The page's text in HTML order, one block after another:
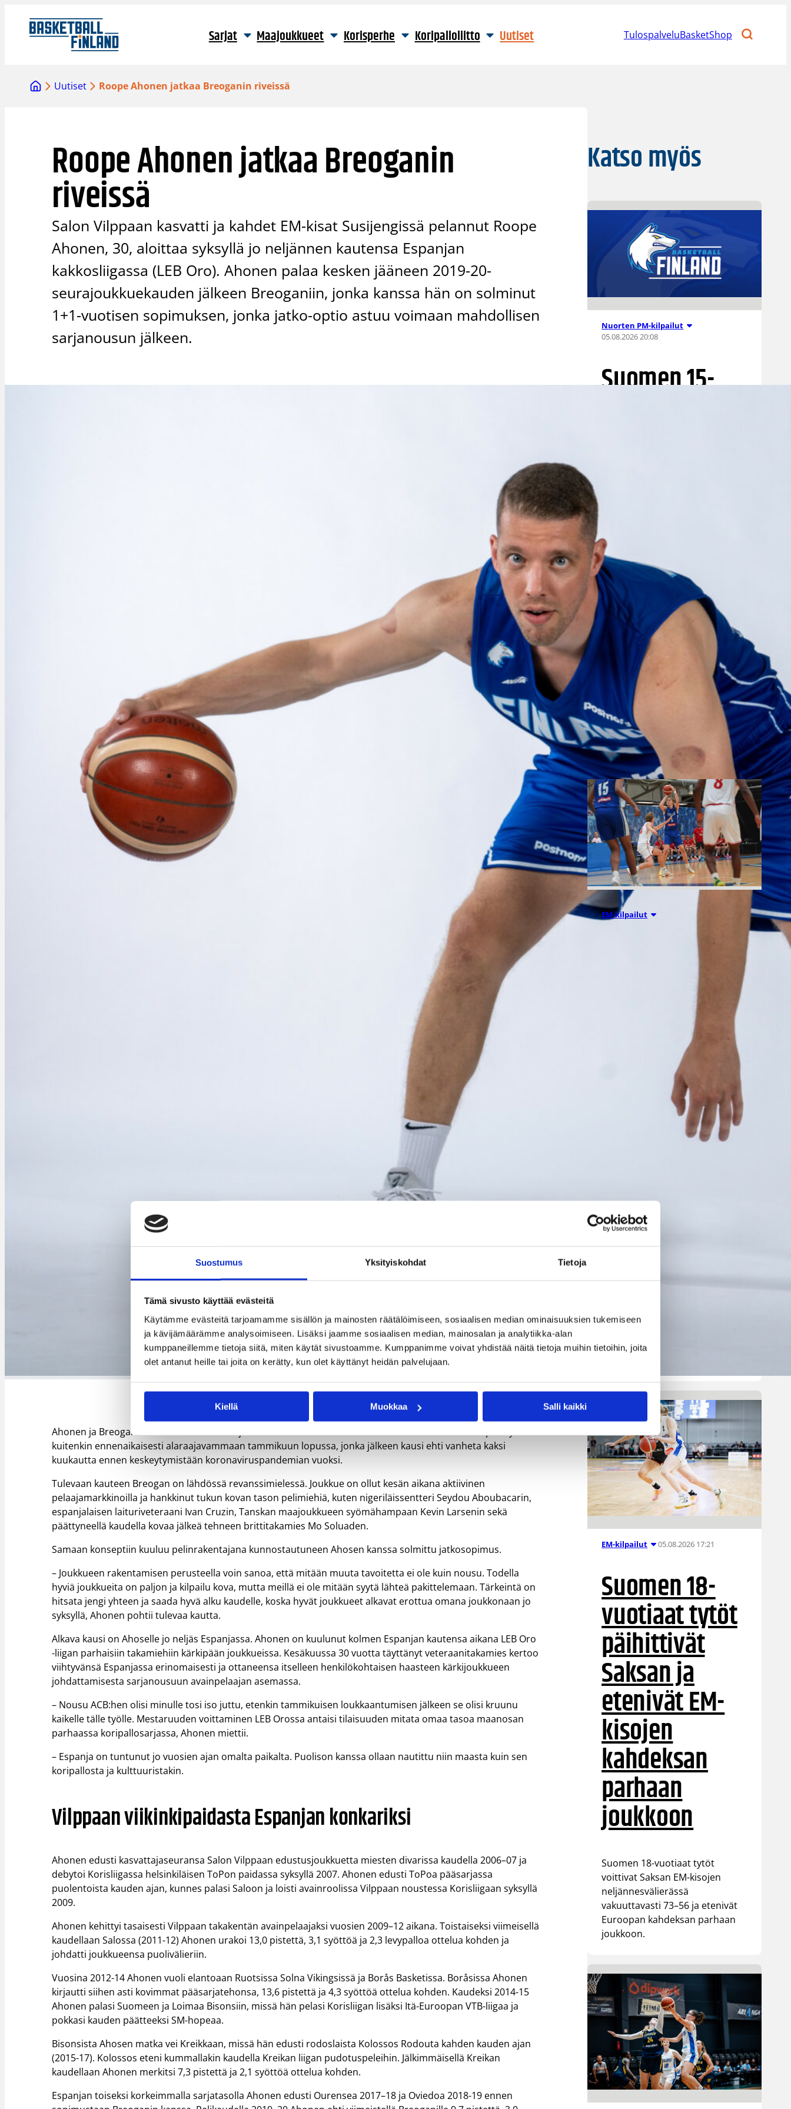
Suostumus Yksityiskohdat Tietoja
Tämä sivusto käyttää evästeitä
Käytämme evästeitä tarjoamamme sisällön ja mainosten räätälöimiseen, sosiaalisen median ominaisuuksien tukemiseen
ja kävijämäärämme analysoimiseen. Lisäksi jaamme sosiaalisen median, mainosalan ja analytiikka-alan
kumppaneillemme tietoja siitä, miten käytät sivustoamme. Kumppanimme voivat yhdistää näitä tietoja muihin tietoihin, joita
olet antanut heille tai joita on kerätty, kun olet käyttänyt heidän palvelujaan.
Kiellä Muokkaa Salli kaikki
sisältöön
Sarjat Maajoukkueet Korisperhe Koripalloliitto Uutiset TulospalveluBasketShop
Uutiset Roope Ahonen jatkaa Breoganin riveissä
Roope Ahonen jatkaa Breoganin
riveissä
Salon Vilppaan kasvatti ja kahdet EM-kisat Susijengissä pelannut Roope
Ahonen, 30, aloittaa syksyllä jo neljännen kautensa Espanjan
kakkosliigassa (LEB Oro). Ahonen palaa kesken jääneen 2019-20-
seurajoukkuekauden jälkeen Breoganiin, jonka kanssa hän on solminut
1+1-vuotisen sopimuksen, jonka jatko-optio astuu voimaan mahdollisen
sarjanousun jälkeen.
Roope Ahonen lähtee uuteen kauteen tähtäimessään sarjanousu Espanjan liigaan. Kuva: Ville Vuorinen / Susijengi.
Ahonen ja Breogan lähtivät 2019–20-seurajoukkuekauteen nousutavoite silmissään. Ahosen kausi päättyi
kuitenkin ennenaikaisesti alaraajavammaan tammikuun lopussa, jonka jälkeen kausi ehti vanheta kaksi
kuukautta ennen keskeytymistään koronaviruspandemian vuoksi.
Tulevaan kauteen Breogan on lähdössä revanssimielessä. Joukkue on ollut kesän aikana aktiivinen
pelaajamarkkinoilla ja hankkinut tukun kovan tason pelimiehiä, kuten nigeriläissentteri Seydou Aboubacarin,
espanjalaisen laituriveteraani Ivan Cruzin, Tanskan maajoukkueen syömähampaan Kevin Larsenin sekä
päättyneellä kaudella kovaa jälkeä tehneen brittitakamies Mo Soluaden.
Samaan konseptiin kuuluu pelinrakentajana kunnostautuneen Ahosen kanssa solmittu jatkosopimus.
– Joukkueen rakentamisen perusteella voin sanoa, että mitään muuta tavoitetta ei ole kuin nousu. Todella
hyviä joukkueita on paljon ja kilpailu kova, mutta meillä ei ole mitään syytä lähteä pakittelemaan. Tärkeintä on
hitsata jengi yhteen ja saada hyvä alku kaudelle, koska hyvät joukkueet alkavat erottua omana joukkonaan jo
syksyllä, Ahonen pohtii tulevaa kautta.
Alkava kausi on Ahoselle jo neljäs Espanjassa. Ahonen on kuulunut kolmen Espanjan kautensa aikana LEB Oro
-liigan parhaisiin takamiehiin kärkipään joukkueissa. Kesäkuussa 30 vuotta täyttänyt veteraanitakamies kertoo
viihtyvänsä Espanjassa erinomaisesti ja ottaneensa itselleen henkilökohtaisen haasteen kärkijoukkueen
johdattamisesta sarjanousuun avainpelaajan asemassa.
– Nousu ACB:hen olisi minulle tosi iso juttu, etenkin tammikuisen loukkaantumisen jälkeen se olisi kruunu
kaikelle tälle työlle. Mestaruuden voittaminen LEB Orossa antaisi tilaisuuden mitata omaa tasoa maanosan
parhaassa koripallosarjassa, Ahonen miettii.
– Espanja on tuntunut jo vuosien ajan omalta paikalta. Puolison kanssa ollaan nautittu niin maasta kuin sen
koripallosta ja kulttuuristakin.
Vilppaan viikinkipaidasta Espanjan konkariksi
Ahonen edusti kasvattajaseuransa Salon Vilppaan edustusjoukkuetta miesten divarissa kaudella 2006–07 ja
debytoi Korisliigassa helsinkiläisen ToPon paidassa syksyllä 2007. Ahonen edusti ToPoa pääsarjassa
puolentoista kauden ajan, kunnes palasi Saloon ja loisti avainroolissa Vilppaan noustessa Korisliigaan syksyllä
2009.
Ahonen kehittyi tasaisesti Vilppaan takakentän avainpelaajaksi vuosien 2009–12 aikana. Toistaiseksi viimeisellä
kaudellaan Salossa (2011-12) Ahonen urakoi 13,0 pistettä, 3,1 syöttöä ja 2,3 levypalloa ottelua kohden ja
johdatti joukkueensa puolivälieriin.
Vuosina 2012-14 Ahonen vuoli elantoaan Ruotsissa Solna Vikingsissä ja Borås Basketissa. Boråsissa Ahonen
kirjautti siihen asti kovimmat pääsarjatehonsa, 13,6 pistettä ja 4,3 syöttöä ottelua kohden. Kaudeksi 2014-15
Ahonen palasi Suomeen ja Loimaa Bisonsiin, missä hän pelasi Korisliigan lisäksi Itä-Euroopan VTB-liigaa ja
pokkasi kauden päätteeksi SM-hopeaa.
Bisonsista Ahosen matka vei Kreikkaan, missä hän edusti rodoslaista Kolossos Rodouta kahden kauden ajan
(2015-17). Kolossos eteni kummallakin kaudella Kreikan liigan pudotuspeleihin. Jälkimmäisellä Kreikan
kaudellaan Ahonen merkitsi 7,3 pistettä ja 2,1 syöttöä ottelua kohden.
Espanjan toiseksi korkeimmalla sarjatasolla Ahonen edusti Ourensea 2017–18 ja Oviedoa 2018-19 ennen
Katso myös
Nuorten PM-kilpailut
05.08.2026 20:08
Suomen 15-
toisessa
ottelussa
Suomen 15-vuotiaiden tyttöjen
maajoukkue jatkoi
voittokulkuaan Lohjalla
pelattavassa Nordic Open -
turnauksessa kaatamalla
Islannin vakuuttavasti 70–47.
Sudenpennut kohtaa huomenna
turnauksen päätösottelussa
Latvian klo 15.
EM-kilpailut 05.08.2026 18:54
Suomen 16-
suuntaavat B-
divisioonan
EM-kisoihin –
avausottelu
torstaina
vastaan
Suomen 16-vuotiaiden poikien
maajoukkue aloittaa B-
alkulohkossa Bulgarian,
sekä Bosnia ja Hertsegovinan
EM-kilpailut 05.08.2026 17:21
Suomen 18-
vuotiaat tytöt
päihittivät
Saksan ja
etenivät EM-
kisojen
kahdeksan
parhaan
joukkoon
Suomen 18-vuotiaat tytöt
voittivat Saksan EM-kisojen
neljännesvälierässä
vakuuttavasti 73–56 ja etenivät
Euroopan kahdeksan parhaan
joukkoon.